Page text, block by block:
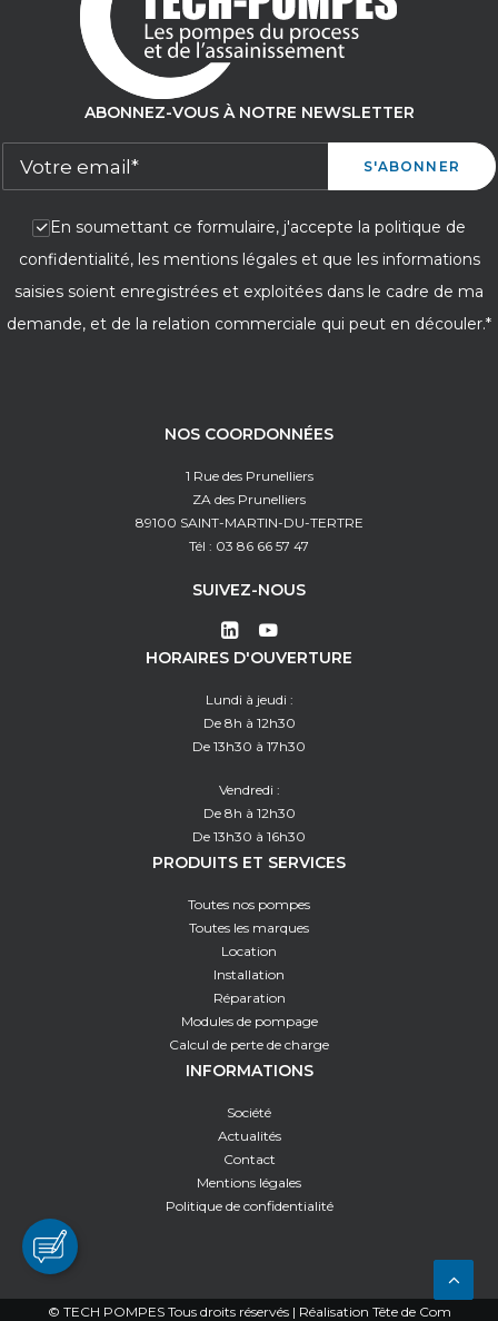
ABONNEZ-VOUS À NOTRE NEWSLETTER
En soumettant ce formulaire, j'accepte la politique de
confidentialité, les mentions légales et que les informations
saisies soient enregistrées et exploitées dans le cadre de ma
demande, et de la relation commerciale qui peut en découler.*
NOS COORDONNÉES
1 Rue des Prunelliers
ZA des Prunelliers
89100 SAINT-MARTIN-DU-TERTRE
Tél : 03 86 66 57 47
SUIVEZ-NOUS
HORAIRES D'OUVERTURE
Lundi à jeudi :
De 8h à 12h30
De 13h30 à 17h30
Vendredi :
De 8h à 12h30
De 13h30 à 16h30
PRODUITS ET SERVICES
Toutes nos pompes
Toutes les marques
Location
Installation
Réparation
Modules de pompage
Calcul de perte de charge
INFORMATIONS
Société
Actualités
Contact
Mentions légales
Politique de confidentialité
© TECH POMPES Tous droits réservés | Réalisation Tête de Com